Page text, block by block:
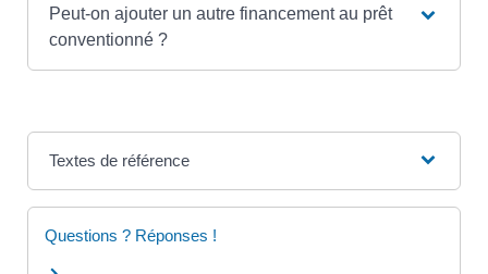
Peut-on ajouter un autre financement au prêt
conventionné ?
Textes de référence
Questions ? Réponses !